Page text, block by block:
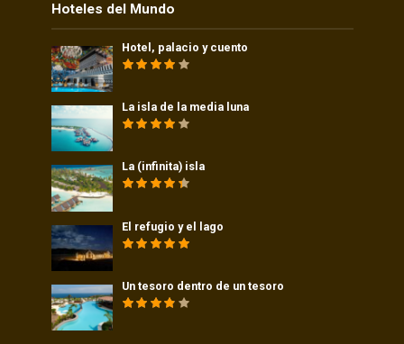
Hoteles del Mundo
Hotel, palacio y cuento
La isla de la media luna
La (infinita) isla
El refugio y el lago
Un tesoro dentro de un tesoro